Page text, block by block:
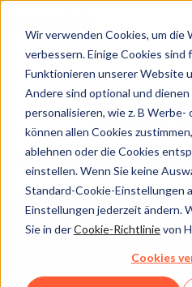
Wir verwenden Cookies, um die
verbessern. Einige Cookies sind
Funktionieren unserer Website
Andere sind optional und dienen
personalisieren, wie z. B
können allen Cookies
ablehnen oder die Cookies
einstellen. Wenn Sie keine
Standard-Cookie-Einstellungen
Einstellungen jederzeit ändern.
Sie in derCookie-Richtlinievon
Cookies
Legal
HUBSPOT-
Zurück zum